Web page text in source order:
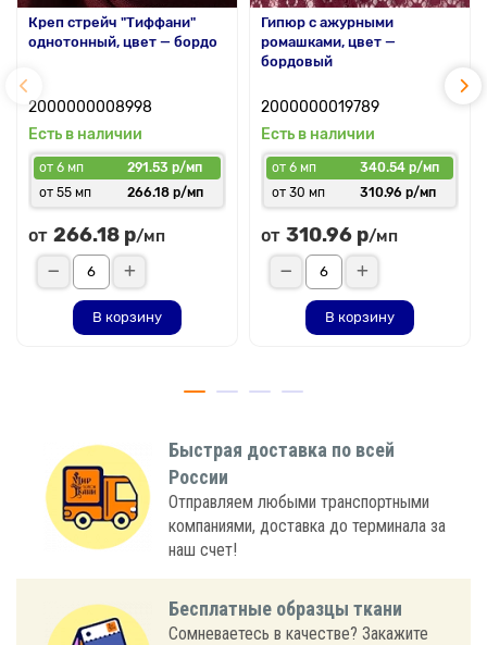
Креп стрейч "Тиффани"
однотонный, цвет — бордо
2000000008998
Есть в наличии
от 6 мп
291.53 р/мп
от 55 мп
266.18 р/мп
от 266.18 р/мп
В корзину
Гипюр с ажурными
ромашками, цвет —
бордовый
2000000019789
Есть в наличии
от 6 мп
340.54 р/мп
от 30 мп
310.96 р/мп
от 310.96 р/мп
В корзину
Быстрая доставка по всей
России
Отправляем любыми транспортными
компаниями, доставка до терминала за
наш счет!
Бесплатные образцы ткани
Сомневаетесь в качестве? Закажите